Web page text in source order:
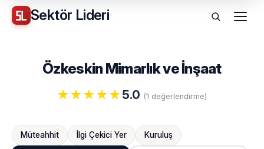
Sektör Lideri Menü
Özkeskin Mimarlık ve İnşaat
5.0 (1 değerlendirme)
Müteahhit İlgi Çekici Yer Kuruluş